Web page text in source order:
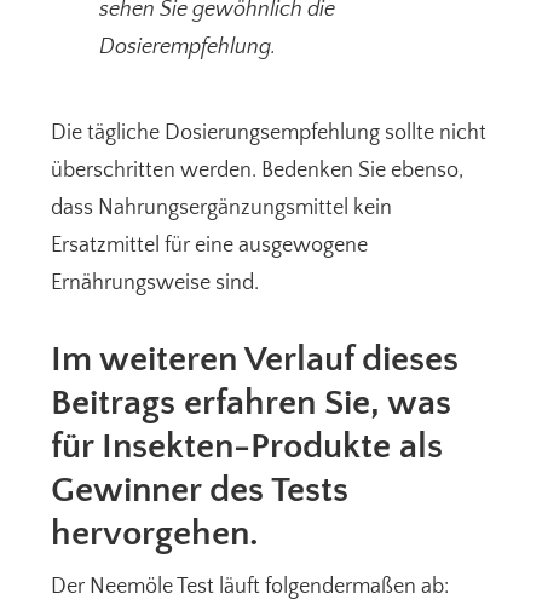
sehen Sie gewöhnlich die
Dosierempfehlung.
Die tägliche Dosierungsempfehlung sollte nicht
überschritten werden. Bedenken Sie ebenso,
dass Nahrungsergänzungsmittel kein
Ersatzmittel für eine ausgewogene
Ernährungsweise sind.
Im weiteren Verlauf dieses
Beitrags erfahren Sie, was
für Insekten-Produkte als
Gewinner des Tests
hervorgehen.
Der Neemöle Test läuft folgendermaßen ab: